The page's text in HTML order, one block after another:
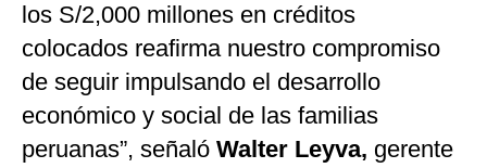
los S/2,000 millones en créditos
colocados reafirma nuestro compromiso
de seguir impulsando el desarrollo
económico y social de las familias
peruanas”, señaló Walter Leyva, gerente